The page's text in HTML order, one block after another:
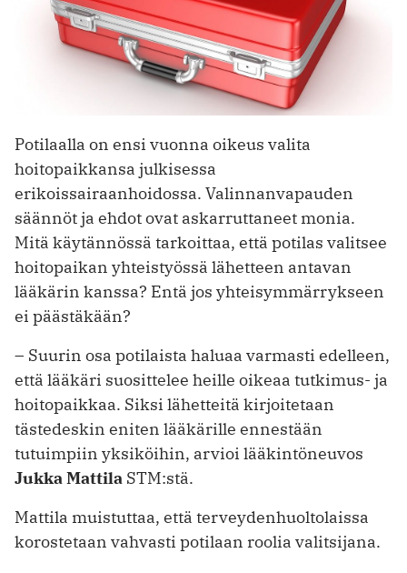
Potilaalla on ensi vuonna oikeus valita
hoitopaikkansa julki­sessa
erikoissairaanhoidossa. Valinnanvapauden
säännöt ja ­ehdot ovat askarruttaneet monia.
Mitä käytännössä tarkoittaa, että potilas valitsee
hoitopaikan yhteistyössä lähetteen antavan
lääkärin kanssa? Entä jos yhteisymmärrykseen
ei päästäkään?
– Suurin osa potilaista haluaa varmasti edelleen,
että lääkäri suosittelee heille oikeaa tutkimus- ja
hoitopaikkaa. Siksi lähetteitä kirjoitetaan
tästedeskin eniten lääkärille ennestään
tutuimpiin yksiköihin, arvioi lääkintöneuvos
Jukka Mattila STM:stä.
Mattila muistuttaa, että terveydenhuoltolaissa
korostetaan vahvasti potilaan roolia valitsijana.